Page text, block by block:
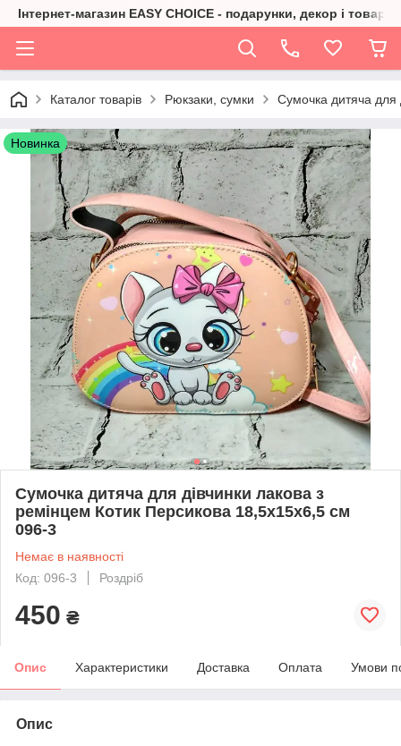
Інтернет-магазин EASY CHOICE - подарунки, декор і товари
Каталог товарів Рюкзаки, сумки Сумочка дитяча для
Новинка
Сумочка дитяча для дівчинки лакова з
ремінцем Котик Персикова 18,5х15х6,5 см
096-3
Немає в наявності
Код: 096-3
Роздріб
450 ₴
Опис Характеристики Доставка Оплата Умови
Опис